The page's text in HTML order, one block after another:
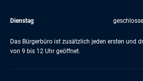
Dienstag
Das Bürgerbüro ist zusätzlich jeden ersten und
von 9 bis 12 Uhr geöffnet.